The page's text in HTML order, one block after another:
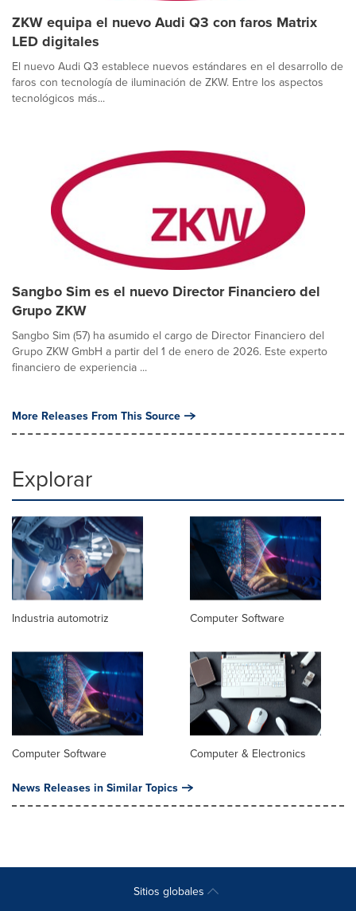
ZKW equipa el nuevo Audi Q3 con faros Matrix
LED digitales
El nuevo Audi Q3 establece nuevos estándares en el desarrollo de
faros con tecnología de iluminación de ZKW. Entre los aspectos
tecnológicos más...
Sangbo Sim es el nuevo Director Financiero del
Grupo ZKW
Sangbo Sim (57) ha asumido el cargo de Director Financiero del
Grupo ZKW GmbH a partir del 1 de enero de 2026. Este experto
financiero de experiencia ...
More Releases From This Source
Explorar
Industria automotriz Computer Software
Computer Software Computer & Electronics
News Releases in Similar Topics
Sitios globales